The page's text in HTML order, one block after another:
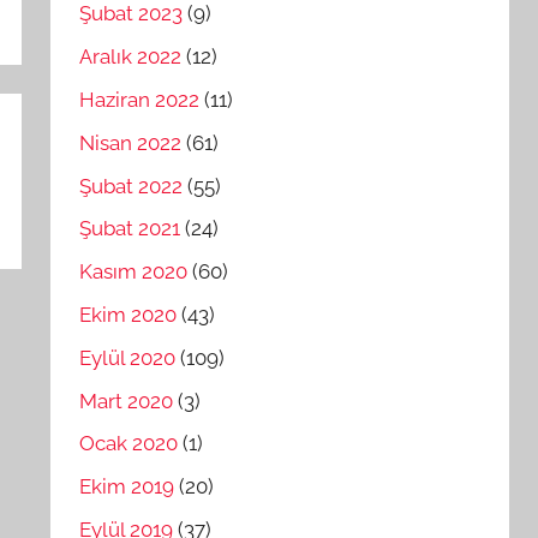
Şubat 2023 (9)
Aralık 2022 (12)
Haziran 2022 (11)
Nisan 2022 (61)
Şubat 2022 (55)
Şubat 2021 (24)
Kasım 2020 (60)
Ekim 2020 (43)
Eylül 2020 (109)
Mart 2020 (3)
Ocak 2020 (1)
Ekim 2019 (20)
Eylül 2019 (37)